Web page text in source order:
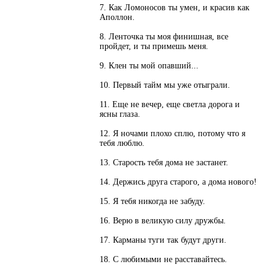
7. Как Ломоносов ты умен, и красив как
Аполлон.
8. Ленточка ты моя финишная, все
пройдет, и ты примешь меня.
9. Клен ты мой опавший...
10. Первый тайм мы уже отыграли.
11. Еще не вечер, еще светла дорога и
ясны глаза.
12. Я ночами плохо сплю, потому что я
тебя люблю.
13. Старость тебя дома не застанет.
14. Держись друга старого, а дома нового!
15. Я тебя никогда не забуду.
16. Верю в великую силу дружбы.
17. Карманы туги так будут други.
18. С любимыми не расставайтесь.